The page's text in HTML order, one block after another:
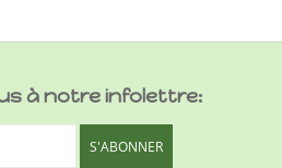
à notre infolettre:
S'ABONNER